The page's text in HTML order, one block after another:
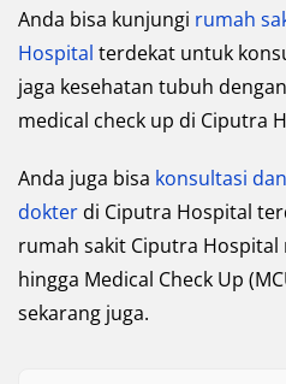
Anda bisa kunjungi rumah
Hospital terdekat untuk
jaga kesehatan tubuh
medical check up di Ciputra
Anda juga bisa konsultasi
dokter di Ciputra Hospital
rumah sakit Ciputra
hingga Medical Check Up
sekarang juga.